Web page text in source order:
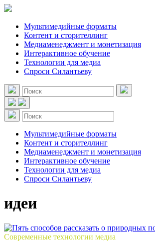
Мультимедийные форматы
Контент и сторителлинг
Медиаменеджмент и монетизация
Интерактивное обучение
Технологии для медиа
Спроси Силантьеву
Мультимедийные форматы
Контент и сторителлинг
Медиаменеджмент и монетизация
Интерактивное обучение
Технологии для медиа
Спроси Силантьеву
идеи
Современные технологии медиа